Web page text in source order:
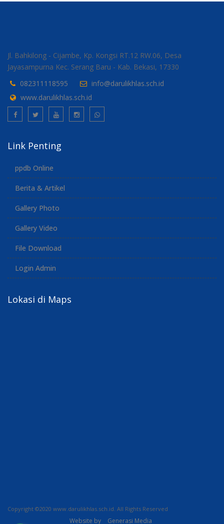
Jl. Bahkilong - Cijambe, Kp. Kongsi RT.12 RW.06, Desa
Jayasampurna Kec. Serang Baru - Kab. Bekasi, 17330
082311118595
info@darulikhlas.sch.id
www.darulikhlas.sch.id
Link Penting
ppdb Online
Berita & Artikel
Gallery Photo
Gallery Video
File Download
Login Admin
Lokasi di Maps
Copyright ©2020 www.darulikhlas.sch.id. All Rights Reserved
Website by Generasi Media